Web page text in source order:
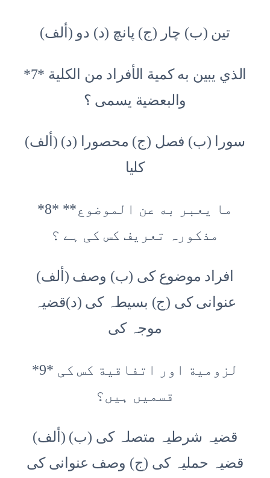
(ألف) تین (ب) چار (ج) پانچ (د) دو
*7* الذي يبين به كمية الأفراد من الكلية
والبعضية يسمى ؟
(ألف) سورا (ب) فصل (ج) محصورا (د)
کلیا
*8* *ما یعبر به عن الموضوع*
مذکورہ تعریف کس کی ہے ؟
(ألف) افراد موضوع کی (ب) وصف
عنوانی کی (ج) بسیطہ کی (د)قضیہ
موجہ کی
*9* لزومیة اور اتفاقية کس کی
قسمیں ہیں؟
(ألف) قضیہ شرطیہ متصلہ کی (ب)
قضیہ حملیہ کی (ج) وصف عنوانی کی